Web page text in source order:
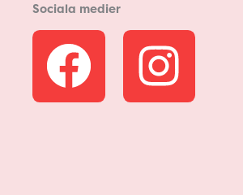
Sociala medier
F
a
I
n